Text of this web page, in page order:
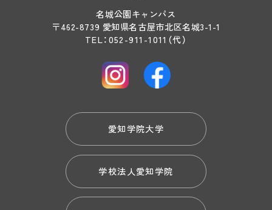
名城公園キャンパス
〒462-8739 愛知県名古屋市北区名城3-1-1
TEL：052-911-1011 （代）
愛知学院大学
学校法人愛知学院